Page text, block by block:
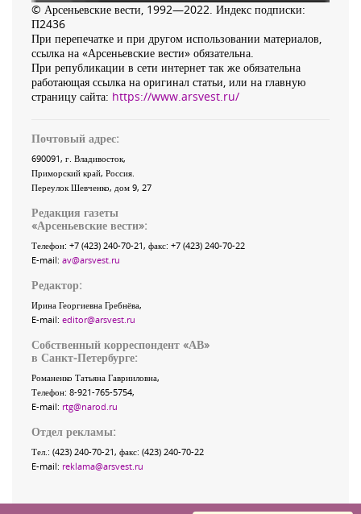
© Арсеньевские вести, 1992—2022. Индекс подписки:
П2436
При перепечатке и при другом использовании материалов,
ссылка на «Арсеньевские вести» обязательна.
При републикации в сети интернет так же обязательна
работающая ссылка на оригинал статьи, или на главную
страницу сайта: https://www.arsvest.ru/
Почтовый адрес:
690091, г. Владивосток,
Приморский край, Россия
Переулок Шевченко, дом 9, 27
Редакция газеты
«Арсеньевские вести»:
Телефон: +7 (423) 240-70-21, факс: +7 (423) 240-70-22
E-mail: av@arsvest.ru
Редактор:
Ирина Георгиевна Гребнёва,
E-mail: editor@arsvest.ru
Собственный корреспондент «АВ»
в Санкт-Петербурге:
Романенко Татьяна Гаврииловна,
Телефон: 8-921-765-5754,
E-mail: rtg@narod.ru
Отдел рекламы:
Тел.: (423) 240-70-21, факс: (423) 240-70-22
E-mail: reklama@arsvest.ru